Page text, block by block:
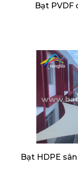
Bạt PVDF
Bạt HDPE